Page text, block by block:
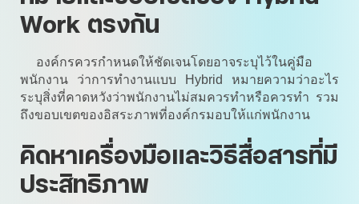
Work ตรงกัน
องค์กรควรกำหนดให้ชัดเจนโดยอาจระบุไว้ในคู่มือ
พนักงาน ว่าการทำงานแบบ Hybrid หมายความว่าอะไร
ระบุสิ่งที่คาดหวังว่าพนักงานไม่สมควรทำหรือควรทำ รวม
ถึงขอบเขตของอิสระภาพที่องค์กรมอบให้แก่พนักงาน
คิดหาเครื่องมือและวิธีสื่อสารที่มี
ประสิทธิภาพ